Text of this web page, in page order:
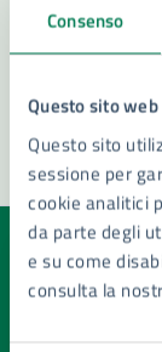
Consenso
Questo sito
Questo sito
sessione per
cookie analitici
da parte degli
e su come
consulta la
Vedi altri 6
Quanto
pagina?